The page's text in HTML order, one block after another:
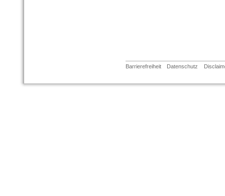
Barrierefreiheit Datenschutz